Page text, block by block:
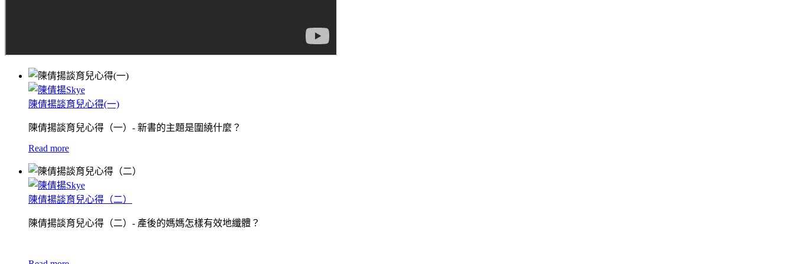
陳倩揚談育兒心得(一)
陳倩揚談育兒心得（一）- 新書的主題是圍繞什麼？
Read more
陳倩揚談育兒心得（二）
陳倩揚談育兒心得（二）- 產後的媽媽怎樣有效地纖體？